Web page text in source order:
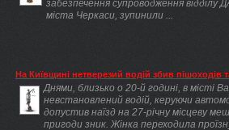
забезпечення супроводження відділу
міста Черкаси, зупинили ...
На Київщині нетверезий водій збив пішоходів
Днями, близько о 20-й годині, в місті
невстановлений водій, керуючи
допустив наїзд на 27-річну місцеву
пригоди зник. Жінка переходила проїзну